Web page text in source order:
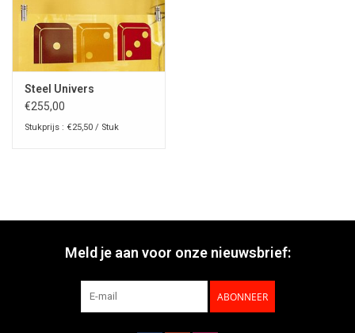
Steel Univers
€255,00
Stukprijs : €25,50 / Stuk
Meld je aan voor onze nieuwsbrief:
ABONNEER